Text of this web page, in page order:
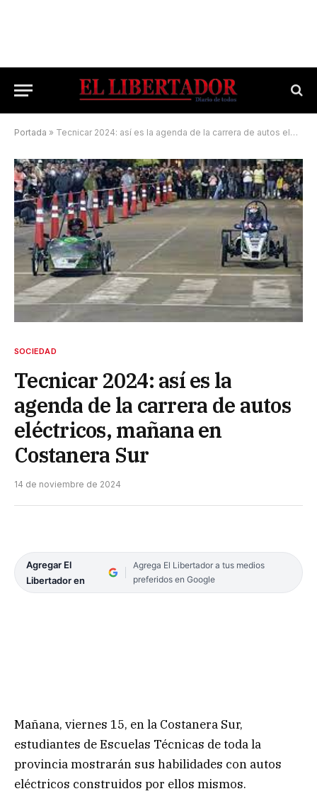
Portada » Tecnicar 2024: así es la agenda de la carrera de autos eléctricos, mañana en Costanera Sur
SOCIEDAD
Tecnicar 2024: así es la
agenda de la carrera de autos
eléctricos, mañana en
Costanera Sur
14 de noviembre de 2024
Agregar El
Libertador en
Agrega El Libertador a tus medios
preferidos en Google
Mañana, viernes 15, en la Costanera Sur,
estudiantes de Escuelas Técnicas de toda la
provincia mostrarán sus habilidades con autos
eléctricos construidos por ellos mismos.